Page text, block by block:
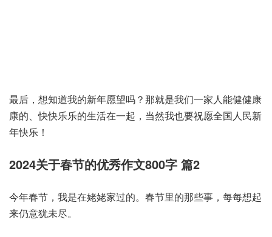
最后，想知道我的新年愿望吗？那就是我们一家人能健健康
康的、快快乐乐的生活在一起，当然我也要祝愿全国人民新
年快乐！
2024关于春节的优秀作文800字 篇2
今年春节，我是在姥姥家过的。春节里的那些事，每每想起
来仍意犹未尽。